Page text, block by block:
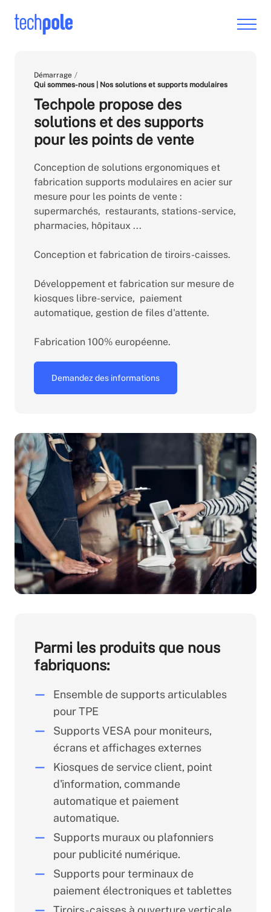
Démarrage
Qui sommes-nous | Nos solutions et supports modulaires
Techpole propose des
solutions et des supports
pour les points de vente
Conception de solutions ergonomiques et
fabrication supports modulaires en acier sur
mesure pour les points de vente :
supermarchés, restaurants, stations-service,
pharmacies, hôpitaux ...
Conception et fabrication de tiroirs-caisses.
Développement et fabrication sur mesure de
kiosques libre-service, paiement
automatique, gestion de files d'attente.
Fabrication 100% européenne.
Demandez des informations
Parmi les produits que nous
fabriquons:
Ensemble de supports articulables
pour TPE
Supports VESA pour moniteurs,
écrans et affichages externes
Kiosques de service client, point
d'information, commande
automatique et paiement
automatique.
Supports muraux ou plafonniers
pour publicité numérique.
Supports pour terminaux de
paiement électroniques et tablettes